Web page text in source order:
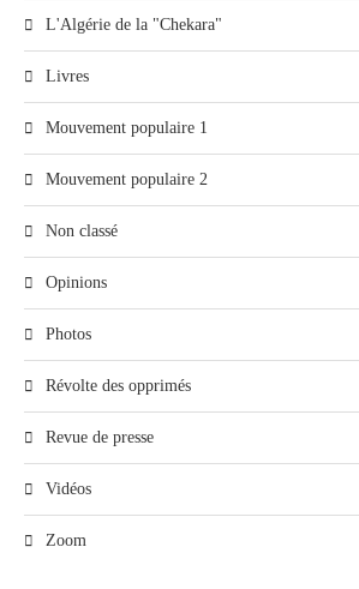
L'Algérie de la "Chekara"
Livres
Mouvement populaire 1
Mouvement populaire 2
Non classé
Opinions
Photos
Révolte des opprimés
Revue de presse
Vidéos
Zoom